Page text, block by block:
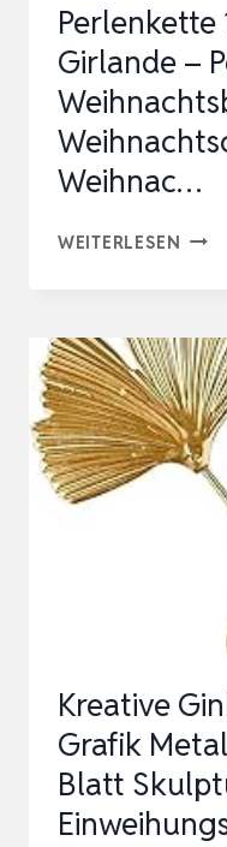
Perlenkette
Girlande –
Weihnac…
WEITERLESEN
–
FÜR
Kreative
Grafik
Blatt